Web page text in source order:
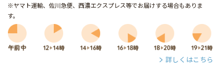
※ヤマト運輸、佐川急便、西濃エクスプレス等でお届けする場合もありま
す。
詳しくはこちら